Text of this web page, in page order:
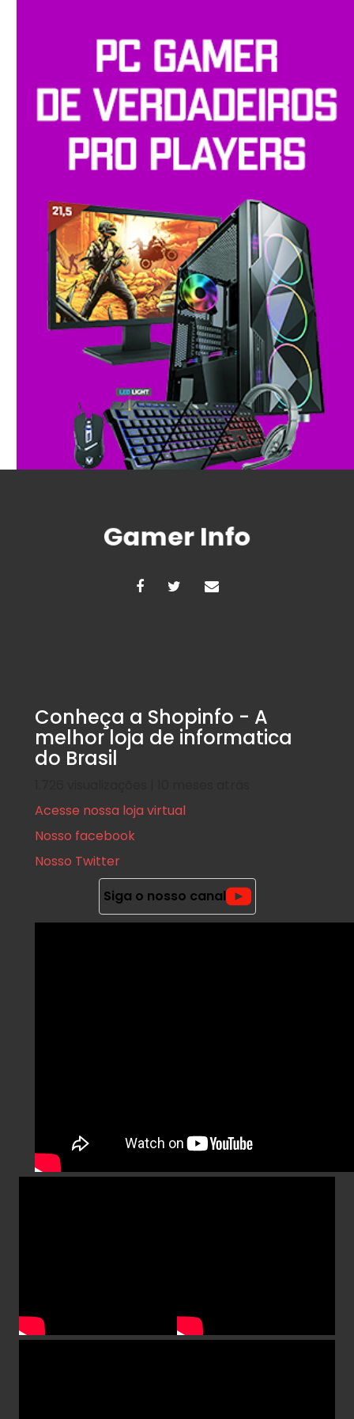
Conheça a Shopinfo - A
melhor loja de informatica
do Brasil
Acesse nossa loja virtual
Nosso facebook
Nosso Twitter
Siga o nosso canal